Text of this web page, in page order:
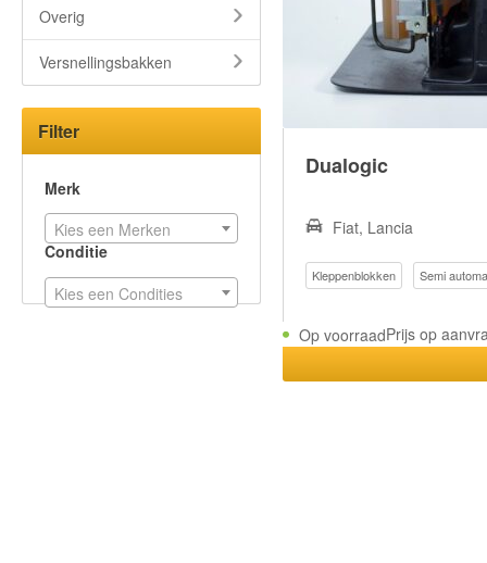
Overig
Versnellingsbakken
Filter
Merk
Kies een Merken
Conditie
Kies een Condities
Dualogic
Fiat, Lancia
Kleppenblokken Semi
Prijs op
Op voorraad